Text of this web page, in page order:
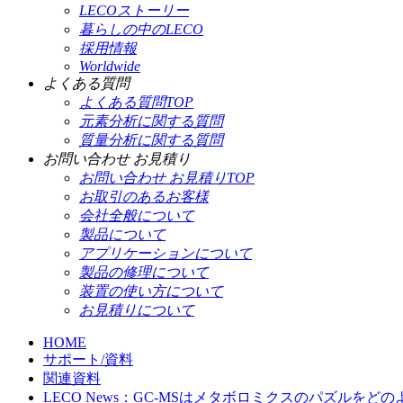
LECOストーリー
暮らしの中のLECO
採用情報
Worldwide
よくある質問
よくある質問TOP
元素分析に関する質問
質量分析に関する質問
お問い合わせ お見積り
お問い合わせ お見積りTOP
お取引のあるお客様
会社全般について
製品について
アプリケーションについて
製品の修理について
装置の使い方について
お見積りについて
HOME
サポート/資料
関連資料
LECO News：GC-MSはメタボロミクスのパズルをど